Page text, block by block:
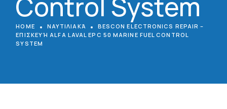
HOME ΝΑΥΤΙΛΙΑΚΆ
BESCON ELECTRONICS REPAIR –
ΕΠΙΣΚΕΥΉ ALFA LAVAL EPC 50 MARINE FUEL CONTROL
SYSTEM